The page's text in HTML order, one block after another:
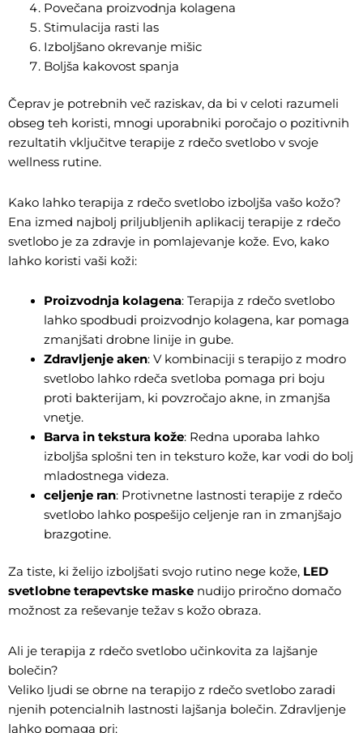
Povečana proizvodnja kolagena
Stimulacija rasti las
Izboljšano okrevanje mišic
Boljša kakovost spanja
Čeprav je potrebnih več raziskav, da bi v celoti razumeli
obseg teh koristi, mnogi uporabniki poročajo o pozitivnih
rezultatih vključitve terapije z rdečo svetlobo v svoje
wellness rutine.
Kako lahko terapija z rdečo svetlobo izboljša vašo kožo?
Ena izmed najbolj priljubljenih aplikacij terapije z rdečo
svetlobo je za zdravje in pomlajevanje kože. Evo, kako
lahko koristi vaši koži:
Proizvodnja kolagena: Terapija z rdečo svetlobo
lahko spodbudi proizvodnjo kolagena, kar pomaga
zmanjšati drobne linije in gube.
Zdravljenje aken: V kombinaciji s terapijo z modro
svetlobo lahko rdeča svetloba pomaga pri boju
proti bakterijam, ki povzročajo akne, in zmanjša
vnetje.
Barva in tekstura kože: Redna uporaba lahko
izboljša splošni ten in teksturo kože, kar vodi do bolj
mladostnega videza.
celjenje ran: Protivnetne lastnosti terapije z rdečo
svetlobo lahko pospešijo celjenje ran in zmanjšajo
brazgotine.
Za tiste, ki želijo izboljšati svojo rutino nege kože, LED
svetlobne terapevtske maske nudijo priročno domačo
možnost za reševanje težav s kožo obraza.
Ali je terapija z rdečo svetlobo učinkovita za lajšanje
bolečin?
Veliko ljudi se obrne na terapijo z rdečo svetlobo zaradi
njenih potencialnih lastnosti lajšanja bolečin. Zdravljenje
lahko pomaga pri: